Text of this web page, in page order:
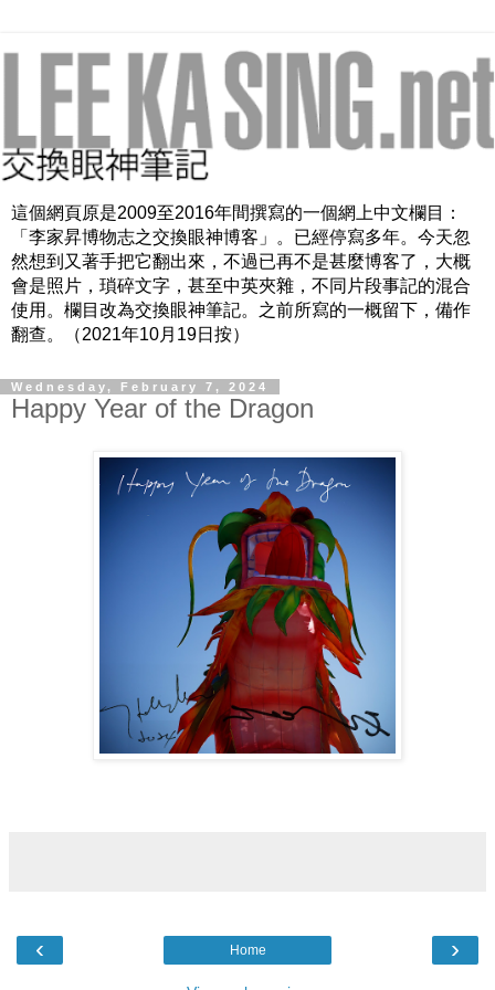
這個網頁原是2009至2016年間撰寫的一個網上中文欄目：
「李家昇博物志之交換眼神博客」。已經停寫多年。今天忽
然想到又著手把它翻出來，不過已再不是甚麼博客了，大概
會是照片，瑣碎文字，甚至中英夾雜，不同片段事記的混合
使用。欄目改為交換眼神筆記。之前所寫的一概留下，備作
翻查。（2021年10月19日按）
Wednesday, February 7, 2024
Happy Year of the Dragon
‹ ›
Home